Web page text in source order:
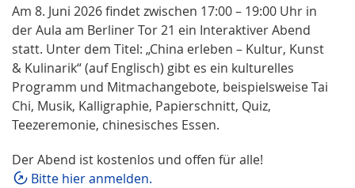
Am 8. Juni 2026 findet zwischen 17:00 – 19:00 Uhr in
der Aula am Berliner Tor 21 ein Interaktiver Abend
statt. Unter dem Titel: „China erleben – Kultur, Kunst
& Kulinarik“ (auf Englisch) gibt es ein kulturelles
Programm und Mitmachangebote, beispielsweise Tai
Chi, Musik, Kalligraphie, Papierschnitt, Quiz,
Teezeremonie, chinesisches Essen.
Der Abend ist kostenlos und offen für alle!
Bitte hier anmelden.